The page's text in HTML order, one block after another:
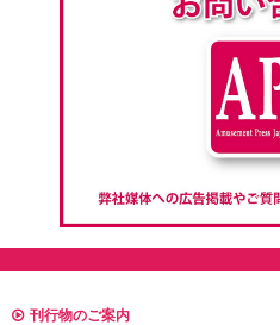
刊行物のご案内